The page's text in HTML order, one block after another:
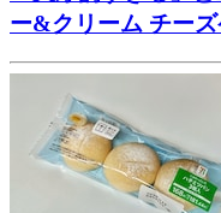
ー&クリーム チー